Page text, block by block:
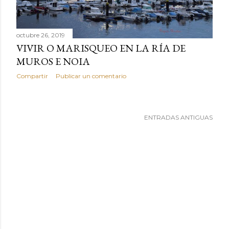
a
s
octubre 26, 2019
VIVIR O MARISQUEO EN LA RÍA DE
MUROS E NOIA
Compartir Publicar un comentario
ENTRADAS ANTIGUAS